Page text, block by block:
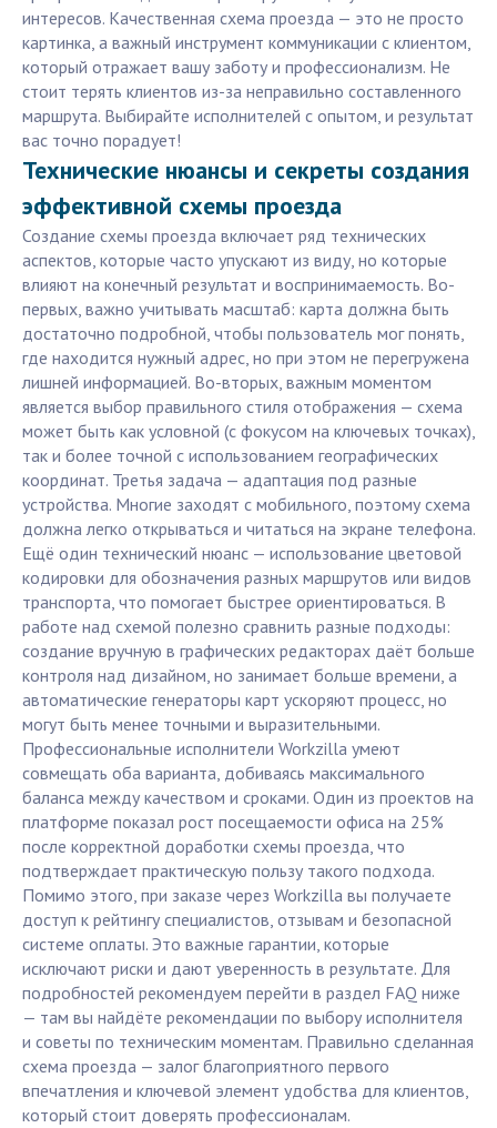
интересов. Качественная схема проезда — это не просто
картинка, а важный инструмент коммуникации с клиентом,
который отражает вашу заботу и профессионализм. Не
стоит терять клиентов из-за неправильно составленного
маршрута. Выбирайте исполнителей с опытом, и результат
вас точно порадует!
Технические нюансы и секреты создания
эффективной схемы проезда
Создание схемы проезда включает ряд технических
аспектов, которые часто упускают из виду, но которые
влияют на конечный результат и воспринимаемость. Во-
первых, важно учитывать масштаб: карта должна быть
достаточно подробной, чтобы пользователь мог понять,
где находится нужный адрес, но при этом не перегружена
лишней информацией. Во-вторых, важным моментом
является выбор правильного стиля отображения — схема
может быть как условной (с фокусом на ключевых точках),
так и более точной с использованием географических
координат. Третья задача — адаптация под разные
устройства. Многие заходят с мобильного, поэтому схема
должна легко открываться и читаться на экране телефона.
Ещё один технический нюанс — использование цветовой
кодировки для обозначения разных маршрутов или видов
транспорта, что помогает быстрее ориентироваться. В
работе над схемой полезно сравнить разные подходы:
создание вручную в графических редакторах даёт больше
контроля над дизайном, но занимает больше времени, а
автоматические генераторы карт ускоряют процесс, но
могут быть менее точными и выразительными.
Профессиональные исполнители Workzilla умеют
совмещать оба варианта, добиваясь максимального
баланса между качеством и сроками. Один из проектов на
платформе показал рост посещаемости офиса на 25%
после корректной доработки схемы проезда, что
подтверждает практическую пользу такого подхода.
Помимо этого, при заказе через Workzilla вы получаете
доступ к рейтингу специалистов, отзывам и безопасной
системе оплаты. Это важные гарантии, которые
исключают риски и дают уверенность в результате. Для
подробностей рекомендуем перейти в раздел FAQ ниже
— там вы найдёте рекомендации по выбору исполнителя
и советы по техническим моментам. Правильно сделанная
схема проезда — залог благоприятного первого
впечатления и ключевой элемент удобства для клиентов,
который стоит доверять профессионалам.